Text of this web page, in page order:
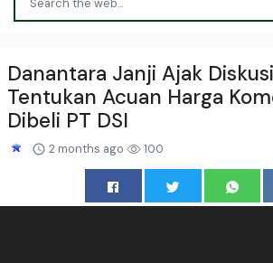
Danantara Janji Ajak
Tentukan Acuan Harga
Dibeli PT DSI
2 months ago 100